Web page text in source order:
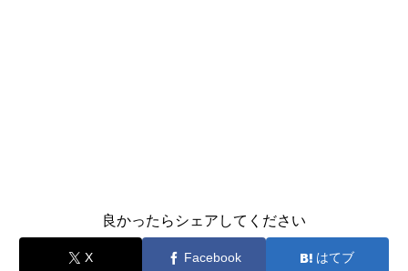
良かったらシェアしてください
X Facebook はてブ